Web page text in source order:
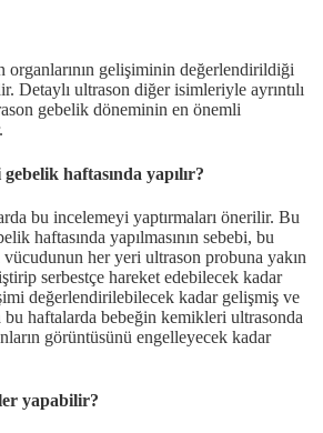
organlarının gelişiminin değerlendirildiği
Detaylı ultrason diğer isimleriyle ayrıntılı
gebelik döneminin en önemli
haftasında yapılır?
bu incelemeyi yaptırmaları önerilir. Bu
haftasında yapılmasının sebebi, bu
her yeri ultrason probuna yakın
serbestçe hareket edebilecek kadar
değerlendirilebilecek kadar gelişmiş ve
bu haftalarda bebeğin kemikleri ultrasonda
görüntüsünü engelleyecek kadar
yapabilir?